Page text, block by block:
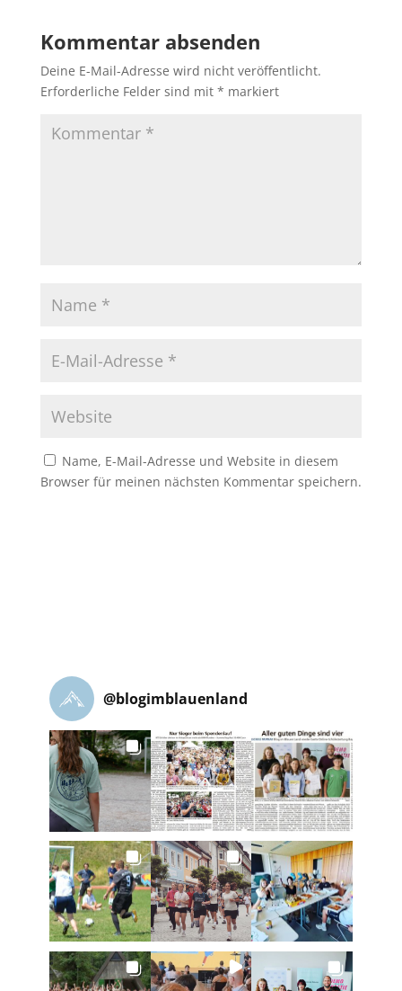
Kommentar absenden
Deine E-Mail-Adresse wird nicht veröffentlicht.
Erforderliche Felder sind mit * markiert
Name, E-Mail-Adresse und Website in diesem
Browser für meinen nächsten Kommentar speichern.
@blogimblauenland